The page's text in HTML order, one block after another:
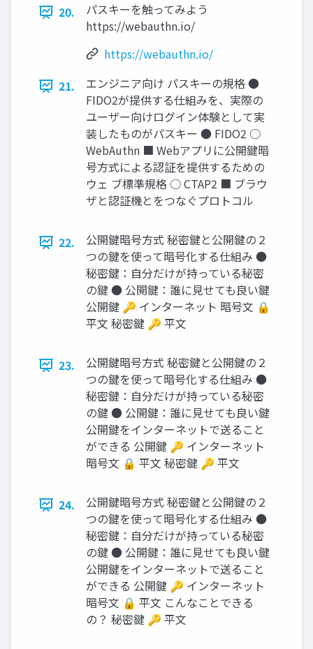
20.
パスキーを触ってみよう
https://webauthn.io/
https://webauthn.io/
21.
エンジニア向け パスキーの規格 ●
FIDO2が提供する仕組みを、実際の
ユーザー向けログイン体験として実
装したものがパスキー ● FIDO2 ○
WebAuthn ■ Webアプリに公開鍵暗
号方式による認証を提供するための
ウェ ブ標準規格 ○ CTAP2 ■ ブラウ
ザと認証機とをつなぐプロトコル
22.
公開鍵暗号方式 秘密鍵と公開鍵の２
つの鍵を使って暗号化する仕組み ●
秘密鍵：自分だけが持っている秘密
の鍵 ● 公開鍵：誰に見せても良い鍵
公開鍵 🔑 インターネット 暗号文 🔒
平文 秘密鍵 🔑 平文
23.
公開鍵暗号方式 秘密鍵と公開鍵の２
つの鍵を使って暗号化する仕組み ●
秘密鍵：自分だけが持っている秘密
の鍵 ● 公開鍵：誰に見せても良い鍵
公開鍵をインターネットで送ること
ができる 公開鍵 🔑 インターネット
暗号文 🔒 平文 秘密鍵 🔑 平文
24.
公開鍵暗号方式 秘密鍵と公開鍵の２
つの鍵を使って暗号化する仕組み ●
秘密鍵：自分だけが持っている秘密
の鍵 ● 公開鍵：誰に見せても良い鍵
公開鍵をインターネットで送ること
ができる 公開鍵 🔑 インターネット
暗号文 🔒 平文 こんなことできる
の？ 秘密鍵 🔑 平文